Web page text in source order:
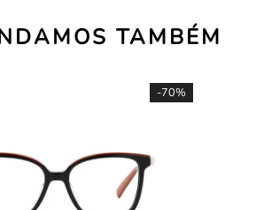
TAMBÉM
-70%